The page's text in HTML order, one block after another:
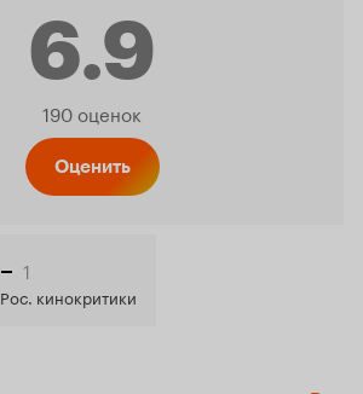
6.9
Рейтинг
6.9
190 оценок
Оценить
– 1
Рос. кинокритики